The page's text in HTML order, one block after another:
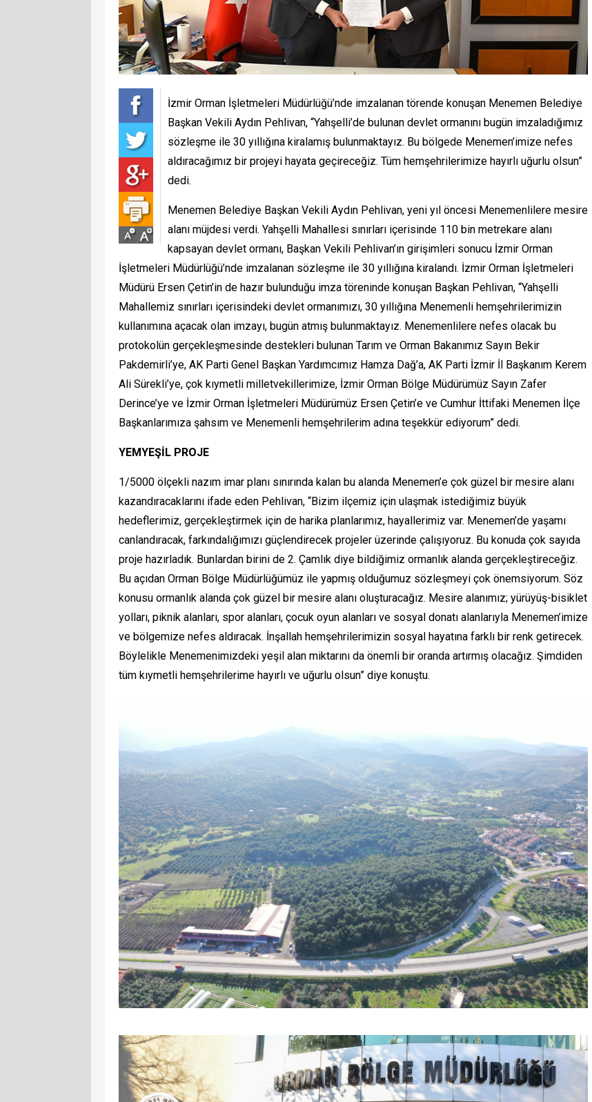
İzmir Orman İşletmeleri Müdürlüğü’nde imzalanan törende konuşan Menemen Belediye
Başkan Vekili Aydın Pehlivan, “Yahşelli’de bulunan devlet ormanını bugün imzaladığımız
sözleşme ile 30 yıllığına kiralamış bulunmaktayız. Bu bölgede Menemen’imize nefes
aldıracağımız bir projeyi hayata geçireceğiz. Tüm hemşehrilerimize hayırlı uğurlu olsun”
dedi.
Menemen Belediye Başkan Vekili Aydın Pehlivan, yeni yıl öncesi Menemenlilere mesire
alanı müjdesi verdi. Yahşelli Mahallesi sınırları içerisinde 110 bin metrekare alanı
kapsayan devlet ormanı, Başkan Vekili Pehlivan’ın girişimleri sonucu İzmir Orman
İşletmeleri Müdürlüğü’nde imzalanan sözleşme ile 30 yıllığına kiralandı. İzmir Orman İşletmeleri
Müdürü Ersen Çetin’in de hazır bulunduğu imza töreninde konuşan Başkan Pehlivan, “Yahşelli
Mahallemiz sınırları içerisindeki devlet ormanımızı, 30 yıllığına Menemenli hemşehrilerimizin
kullanımına açacak olan imzayı, bugün atmış bulunmaktayız. Menemenlilere nefes olacak bu
protokolün gerçekleşmesinde destekleri bulunan Tarım ve Orman Bakanımız Sayın Bekir
Pakdemirli’ye, AK Parti Genel Başkan Yardımcımız Hamza Dağ’a, AK Parti İzmir İl Başkanım Kerem
Ali Sürekli’ye, çok kıymetli milletvekillerimize, İzmir Orman Bölge Müdürümüz Sayın Zafer
Derince’ye ve İzmir Orman İşletmeleri Müdürümüz Ersen Çetin’e ve Cumhur İttifaki Menemen İlçe
Başkanlarımıza şahsım ve Menemenli hemşehrilerim adına teşekkür ediyorum” dedi.
YEMYEŞİL PROJE
1/5000 ölçekli nazım imar planı sınırında kalan bu alanda Menemen’e çok güzel bir mesire alanı
kazandıracaklarını ifade eden Pehlivan, “Bizim ilçemiz için ulaşmak istediğimiz büyük
hedeflerimiz, gerçekleştirmek için de harika planlarımız, hayallerimiz var. Menemen’de yaşamı
canlandıracak, farkındalığımızı güçlendirecek projeler üzerinde çalışıyoruz. Bu konuda çok sayıda
proje hazırladık. Bunlardan birini de 2. Çamlık diye bildiğimiz ormanlık alanda gerçekleştireceğiz.
Bu açıdan Orman Bölge Müdürlüğümüz ile yapmış olduğumuz sözleşmeyi çok önemsiyorum. Söz
konusu ormanlık alanda çok güzel bir mesire alanı oluşturacağız. Mesire alanımız; yürüyüş-bisiklet
yolları, piknik alanları, spor alanları, çocuk oyun alanları ve sosyal donatı alanlarıyla Menemen’imize
ve bölgemize nefes aldıracak. İnşallah hemşehrilerimizin sosyal hayatına farklı bir renk getirecek.
Böylelikle Menemenimizdeki yeşil alan miktarını da önemli bir oranda artırmış olacağız. Şimdiden
tüm kıymetli hemşehrilerime hayırlı ve uğurlu olsun” diye konuştu.